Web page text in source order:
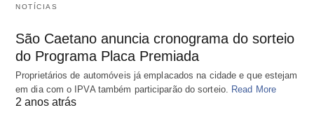
NOTÍCIAS
São Caetano anuncia cronograma do sorteio
do Programa Placa Premiada
Proprietários de automóveis já emplacados na cidade e que estejam
em dia com o IPVA também participarão do sorteio. Read More
2 anos atrás